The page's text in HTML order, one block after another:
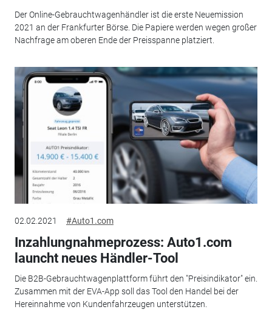
Der Online-Gebrauchtwagenhändler ist die erste Neuemission
2021 an der Frankfurter Börse. Die Papiere werden wegen großer
Nachfrage am oberen Ende der Preisspanne platziert.
02.02.2021 #Auto1.com
Inzahlungnahmeprozess: Auto1.com
launcht neues Händler-Tool
Die B2B-Gebrauchtwagenplattform führt den "Preisindikator" ein.
Zusammen mit der EVA-App soll das Tool den Handel bei der
Hereinnahme von Kundenfahrzeugen unterstützen.